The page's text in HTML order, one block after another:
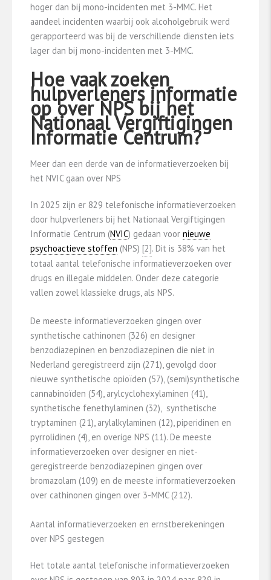
hoger dan bij mono-incidenten met 3-MMC. Het
aandeel incidenten waarbij ook alcoholgebruik werd
gerapporteerd was bij de verschillende diensten iets
lager dan bij mono-incidenten met 3-MMC.
Hoe vaak zoeken
hulpverleners informatie
op over NPS bij het
Nationaal Vergiftigingen
Informatie Centrum?
Meer dan een derde van de informatieverzoeken bij
het NVIC gaan over NPS
In 2025 zijn er 829 telefonische informatieverzoeken
door hulpverleners bij het Nationaal Vergiftigingen
Informatie Centrum (NVIC) gedaan voor nieuwe
psychoactieve stoffen (NPS) ​[2]​. Dit is 38% van het
totaal aantal telefonische informatieverzoeken over
drugs en illegale middelen. Onder deze categorie
vallen zowel klassieke drugs, als NPS.
De meeste informatieverzoeken gingen over
synthetische cathinonen (326) en designer
benzodiazepinen en benzodiazepinen die niet in
Nederland geregistreerd zijn (271), gevolgd door
nieuwe synthetische opioïden (57), (semi)synthetische
cannabinoïden (54), arylcyclohexylaminen (41),
synthetische fenethylaminen (32), synthetische
tryptaminen (21), arylalkylaminen (12), piperidinen en
pyrrolidinen (4), en overige NPS (11). De meeste
informatieverzoeken over designer en niet-
geregistreerde benzodiazepinen gingen over
bromazolam (109) en de meeste informatieverzoeken
over cathinonen gingen over 3-MMC (212).
Aantal informatieverzoeken en ernstberekeningen
over NPS gestegen
Het totale aantal telefonische informatieverzoeken